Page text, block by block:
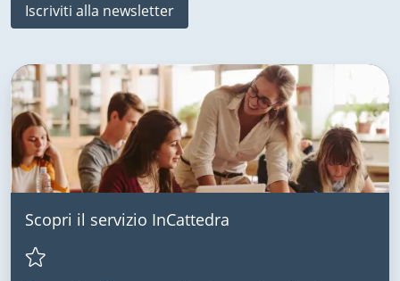
Iscriviti alla newsletter
Scopri il servizio InCattedra